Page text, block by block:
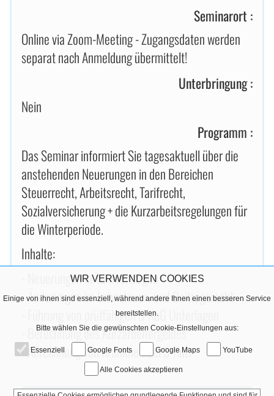
Seminarort :
Online via Zoom-Meeting - Zugangsdaten werden
separat nach Anmeldung übermittelt!
Unterbringung :
Nein
Programm :
Das Seminar informiert Sie tagesaktuell über die
anstehenden Neuerungen in den Bereichen
Steuerrecht, Arbeitsrecht, Tarifrecht,
Sozialversicherung + die Kurzarbeitsregelungen für
die Winterperiode.
Inhalte:
- Neuerungen in Tarifverträgen
- Änderungen im Lohnsteuer- und Beitragsrecht
- Führung von prüffähigen S-KuG Unterlagen
- Berechnung des Kurzarbeitergeldes
- Abrechnung von Krankheit bei S-KuG
WIR VERWENDEN COOKIES
Einige von ihnen sind essenziell, während andere Ihnen einen besseren Service
bereitstellen.
Bitte wählen Sie die gewünschten Cookie-Einstellungen aus:
Essenziell Google Fonts Google Maps YouTube
Alle Cookies akzeptieren